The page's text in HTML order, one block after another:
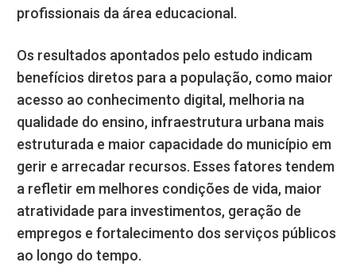
profissionais da área educacional.
Os resultados apontados pelo estudo indicam
benefícios diretos para a população, como maior
acesso ao conhecimento digital, melhoria na
qualidade do ensino, infraestrutura urbana mais
estruturada e maior capacidade do município em
gerir e arrecadar recursos. Esses fatores tendem
a refletir em melhores condições de vida, maior
atratividade para investimentos, geração de
empregos e fortalecimento dos serviços públicos
ao longo do tempo.